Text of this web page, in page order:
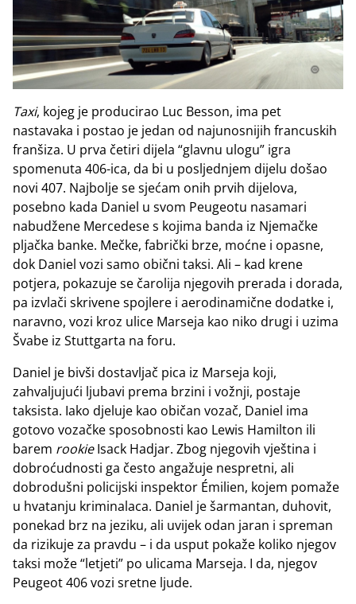
Taxi, kojeg je producirao Luc Besson, ima pet
nastavaka i postao je jedan od najunosnijih francuskih
franšiza. U prva četiri dijela “glavnu ulogu” igra
spomenuta 406-ica, da bi u posljednjem dijelu došao
novi 407. Najbolje se sjećam onih prvih dijelova,
posebno kada Daniel u svom Peugeotu nasamari
nabudžene Mercedese s kojima banda iz Njemačke
pljačka banke. Mečke, fabrički brze, moćne i opasne,
dok Daniel vozi samo obični taksi. Ali – kad krene
potjera, pokazuje se čarolija njegovih prerada i dorada,
pa izvlači skrivene spojlere i aerodinamične dodatke i,
naravno, vozi kroz ulice Marseja kao niko drugi i uzima
Švabe iz Stuttgarta na foru.
Daniel je bivši dostavljač pica iz Marseja koji,
zahvaljujući ljubavi prema brzini i vožnji, postaje
taksista. Iako djeluje kao običan vozač, Daniel ima
gotovo vozačke sposobnosti kao Lewis Hamilton ili
barem rookieIsack Hadjar. Zbog njegovih vještina i
dobroćudnosti ga često angažuje nespretni, ali
dobrodušni policijski inspektor Émilien, kojem pomaže
u hvatanju kriminalaca. Daniel je šarmantan, duhovit,
ponekad brz na jeziku, ali uvijek odan jaran i spreman
da rizikuje za pravdu – i da usput pokaže koliko njegov
taksi može “letjeti” po ulicama Marseja. I da, njegov
Peugeot 406 vozi sretne ljude.